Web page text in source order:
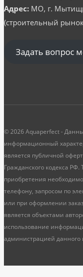
Адрес: МО, г.
(строительный
Задать вопрос
© 2026 Aquaperfect -
информационный
является публичной
Гражданского кодекса
приобретения
телефону, запросом по
или при оформлении
является объектами
использование
администрацией данного